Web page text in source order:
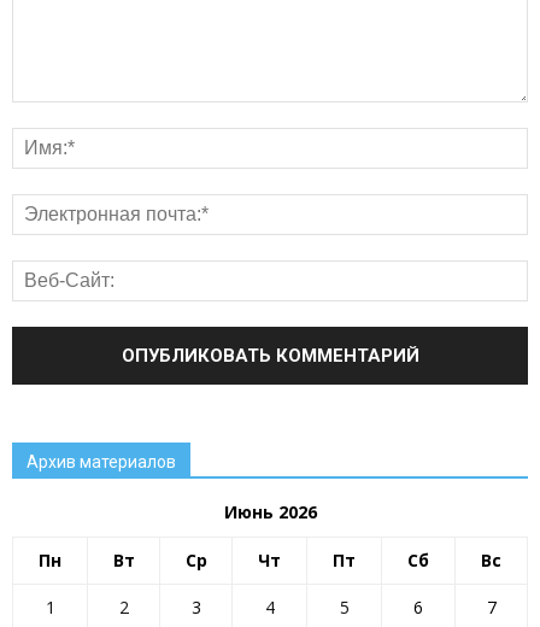
Архив материалов
Июнь 2026
Пн Вт Ср Чт Пт Сб Вс
1 2 3 4 5 6 7